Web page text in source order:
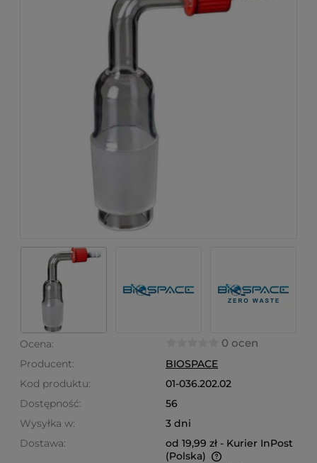
Ocena: 0 ocen
Producent:
BIOSPACE
Kod produktu:
01-036.202.02
Dostępność:
56
Wysyłka w:
3 dni
Dostawa:
od 19,99 zł - Kurier InPost
(Polska)